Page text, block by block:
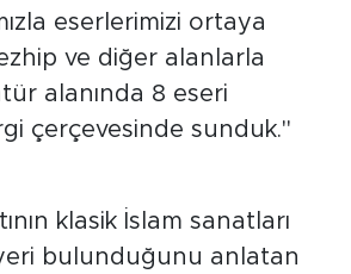
eserlerimizi ortaya
ve diğer alanlarla
alanında 8 eseri
çerçevesinde sunduk."
klasik İslam sanatları
bulunduğunu anlatan